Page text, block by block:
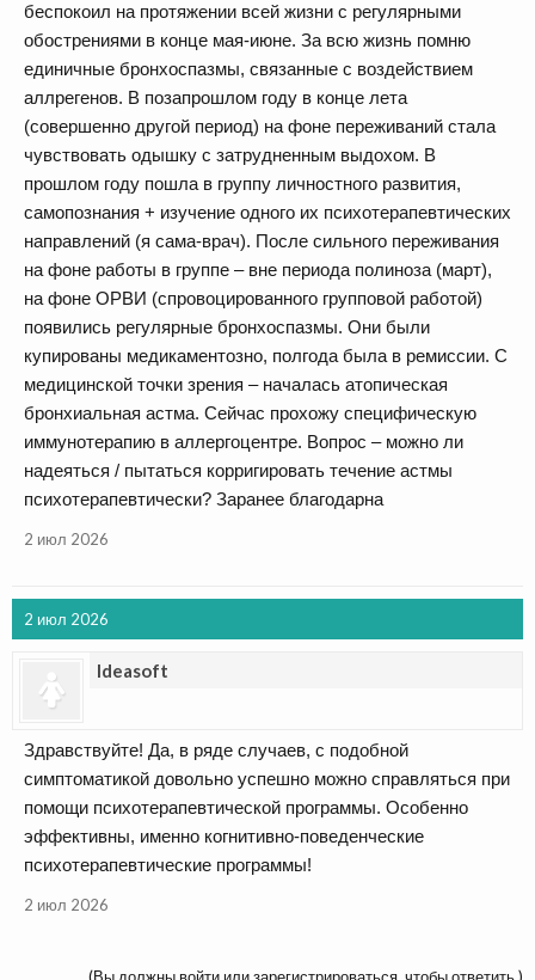
беспокоил на протяжении всей жизни с регулярными
обострениями в конце мая-июне. За всю жизнь помню
единичные бронхоспазмы, связанные с воздействием
аллрегенов. В позапрошлом году в конце лета
(совершенно другой период) на фоне переживаний стала
чувствовать одышку с затрудненным выдохом. В
прошлом году пошла в группу личностного развития,
самопознания + изучение одного их психотерапевтических
направлений (я сама-врач). После сильного переживания
на фоне работы в группе – вне периода полиноза (март),
на фоне ОРВИ (спровоцированного групповой работой)
появились регулярные бронхоспазмы. Они были
купированы медикаментозно, полгода была в ремиссии. С
медицинской точки зрения – началась атопическая
бронхиальная астма. Сейчас прохожу специфическую
иммунотерапию в аллергоцентре. Вопрос – можно ли
надеяться / пытаться корригировать течение астмы
психотерапевтически? Заранее благодарна
2 июл 2026
2 июл 2026
Ideasoft
Здравствуйте! Да, в ряде случаев, с подобной
симптоматикой довольно успешно можно справляться при
помощи психотерапевтической программы. Особенно
эффективны, именно когнитивно-поведенческие
психотерапевтические программы!
2 июл 2026